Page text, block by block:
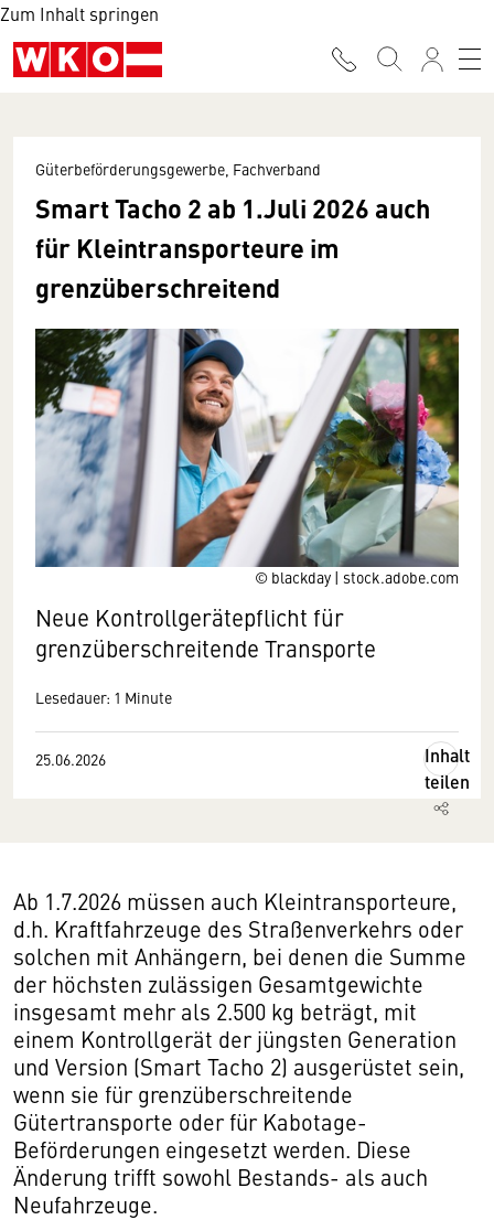
Zum Inhalt springen
© blackday | stock.adobe.com
Güterbeförderungsgewerbe, Fachverband
Smart Tacho 2 ab 1.Juli 2026 auch
für Kleintransporteure im
grenzüberschreitend
Neue Kontrollgerätepflicht für
grenzüberschreitende Transporte
Lesedauer: 1 Minute
25.06.2026
Inhalt
teilen
Ab 1.7.2026 müssen auch Kleintransporteure,
d.h. Kraftfahrzeuge des Straßenverkehrs oder
solchen mit Anhängern, bei denen die Summe
der höchsten zulässigen Gesamtgewichte
insgesamt mehr als 2.500 kg beträgt, mit
einem Kontrollgerät der jüngsten Generation
und Version (Smart Tacho 2) ausgerüstet sein,
wenn sie für grenzüberschreitende
Gütertransporte oder für Kabotage-
Beförderungen eingesetzt werden. Diese
Änderung trifft sowohl Bestands- als auch
Neufahrzeuge.